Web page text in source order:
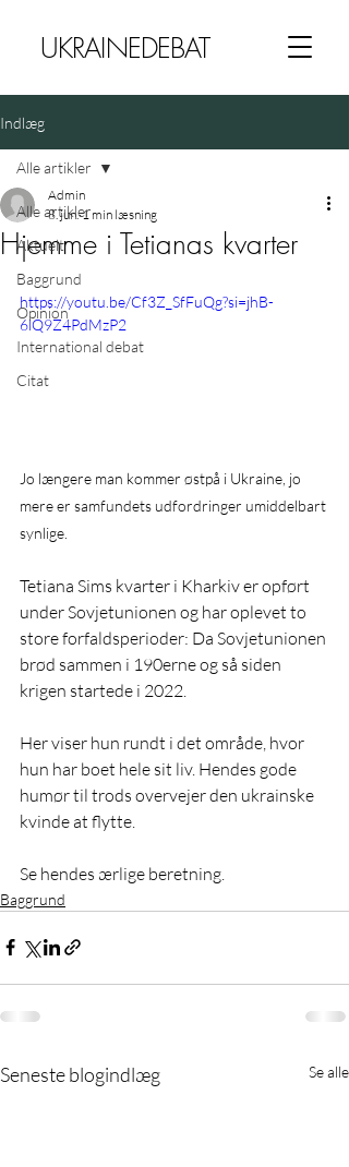
UKRAINEDEBAT
Indlæg
Alle artikler
Aktuelt
Baggrund
Opinion
International debat
Citat
Alle artikler
Hjemme i Tetianas kvarter
Admin
8. jun. 1 min læsning
https://youtu.be/Cf3Z_SfFuQg?si=jhB-
6lQ9Z4PdMzP2
Jo længere man kommer østpå i Ukraine, jo
mere er samfundets udfordringer umiddelbart
synlige.
Tetiana Sims kvarter i Kharkiv er opført
under Sovjetunionen og har oplevet to
store forfaldsperioder: Da Sovjetunionen
brød sammen i 190erne og så siden
krigen startede i 2022.
Her viser hun rundt i det område, hvor
hun har boet hele sit liv. Hendes gode
humør til trods overvejer den ukrainske
kvinde at flytte.
Se hendes ærlige beretning.
Baggrund
Seneste blogindlæg Se alle